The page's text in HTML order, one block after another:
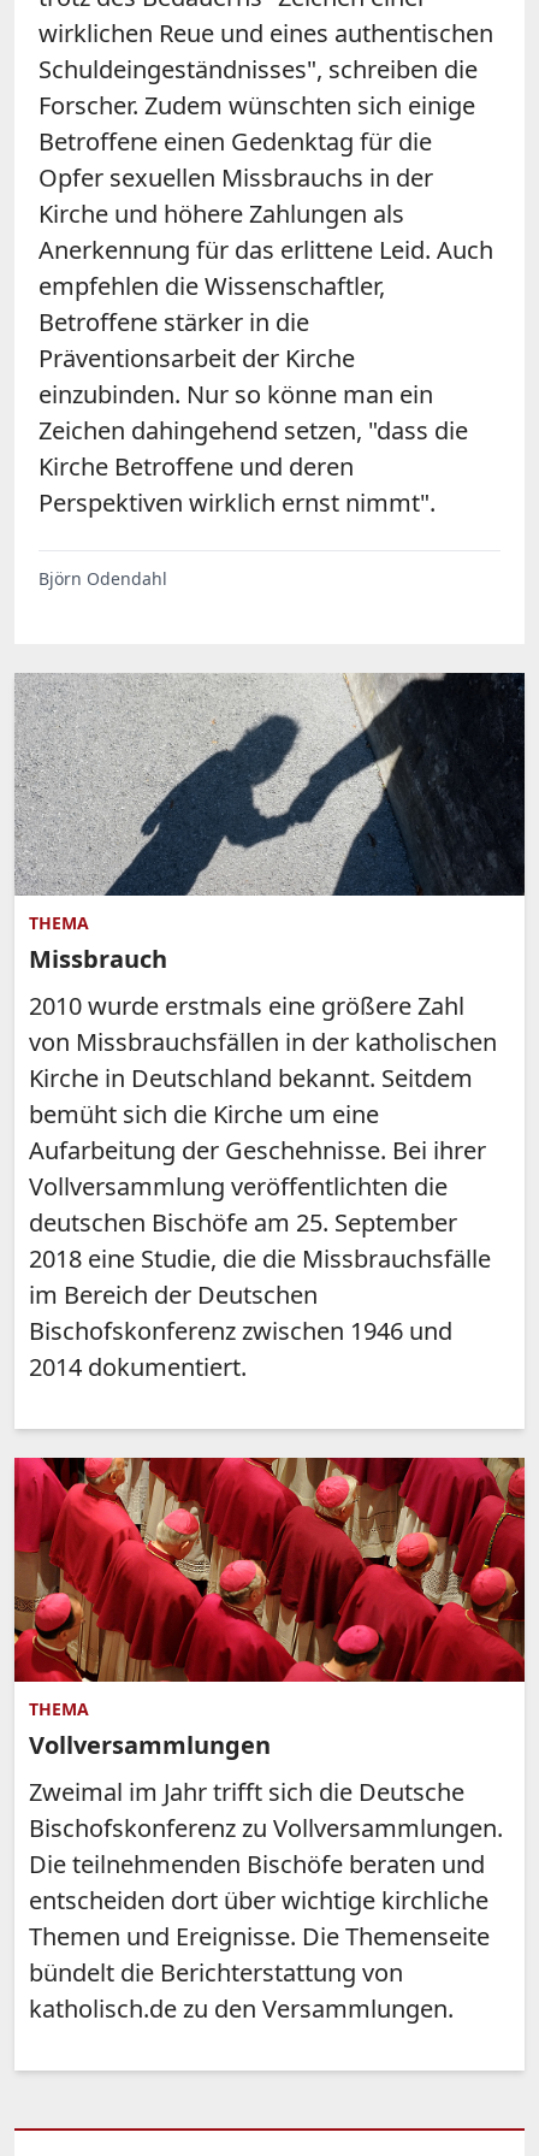
wirklichen Reue und eines authentischen
Schuldeingeständnisses", schreiben die
Forscher. Zudem wünschten sich einige
Betroffene einen Gedenktag für die
Opfer sexuellen Missbrauchs in der
Kirche und höhere Zahlungen als
Anerkennung für das erlittene Leid. Auch
empfehlen die Wissenschaftler,
Betroffene stärker in die
Präventionsarbeit der Kirche
einzubinden. Nur so könne man ein
Zeichen dahingehend setzen, "dass die
Kirche Betroffene und deren
Perspektiven wirklich ernst nimmt".
Björn Odendahl
THEMA
Missbrauch
2010 wurde erstmals eine größere Zahl
von Missbrauchsfällen in der katholischen
Kirche in Deutschland bekannt. Seitdem
bemüht sich die Kirche um eine
Aufarbeitung der Geschehnisse. Bei ihrer
Vollversammlung veröffentlichten die
deutschen Bischöfe am 25. September
2018 eine Studie, die die Missbrauchsfälle
im Bereich der Deutschen
Bischofskonferenz zwischen 1946 und
2014 dokumentiert.
THEMA
Vollversammlungen
Zweimal im Jahr trifft sich die Deutsche
Bischofskonferenz zu Vollversammlungen.
Die teilnehmenden Bischöfe beraten und
entscheiden dort über wichtige kirchliche
Themen und Ereignisse. Die Themenseite
bündelt die Berichterstattung von
katholisch.de zu den Versammlungen.